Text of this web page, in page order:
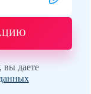
вы даете